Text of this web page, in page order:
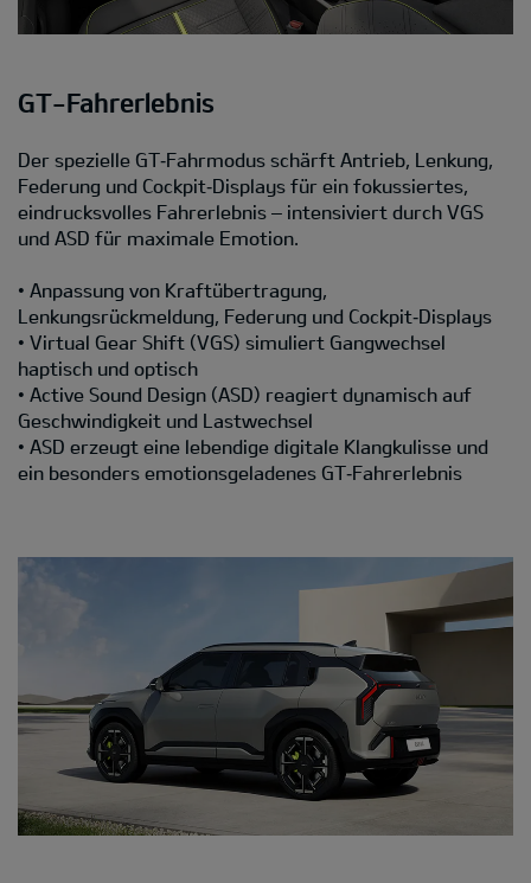
GT-Fahrerlebnis
Der spezielle GT‑Fahrmodus schärft Antrieb, Lenkung,
Federung und Cockpit‑Displays für ein fokussiertes,
eindrucksvolles Fahrerlebnis – intensiviert durch VGS
und ASD für maximale Emotion.
• Anpassung von Kraftübertragung,
Lenkungsrückmeldung, Federung und Cockpit‑Displays
• Virtual Gear Shift (VGS) simuliert Gangwechsel
haptisch und optisch
• Active Sound Design (ASD) reagiert dynamisch auf
Geschwindigkeit und Lastwechsel
• ASD erzeugt eine lebendige digitale Klangkulisse und
ein besonders emotionsgeladenes GT‑Fahrerlebnis